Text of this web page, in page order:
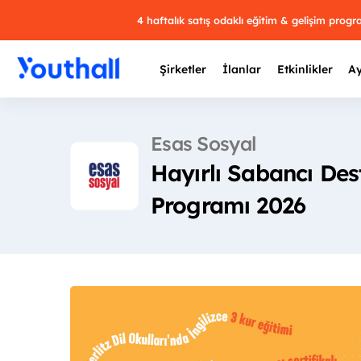
4 haftalık satış odaklı eğitim & gelişim
Şirketler İlanlar Etkinlikler
Esas Sosyal
Hayırlı Sabancı
Programı 2026